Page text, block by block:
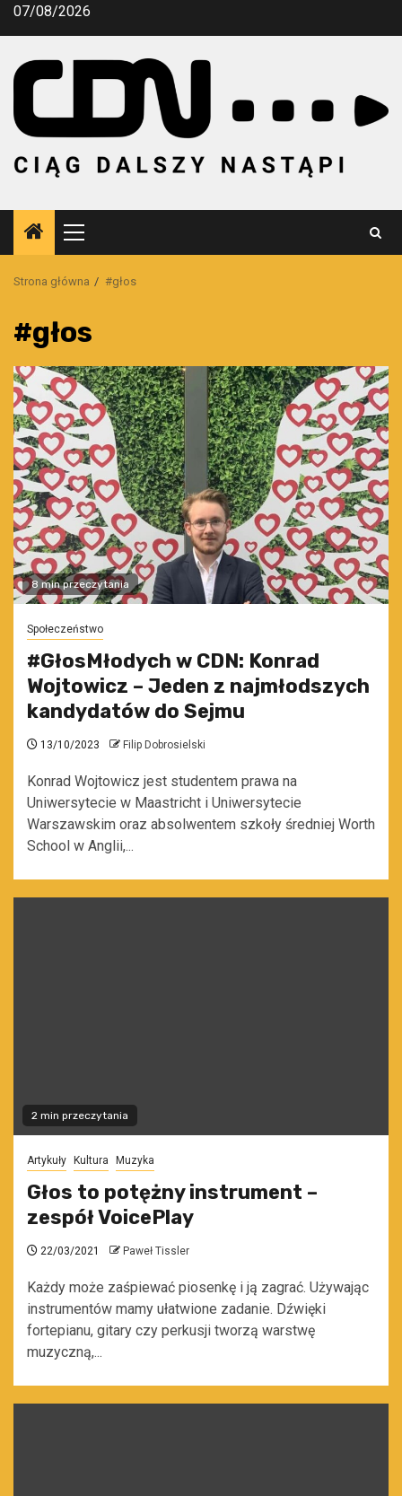
Przejdź
07/08/2026
Menu
główne
Strona główna #głos
#głos
8 min przeczytania
Społeczeństwo
#GłosMłodych w CDN: Konrad
Wojtowicz – Jeden z najmłodszych
kandydatów do Sejmu
13/10/2023 Filip Dobrosielski
Konrad Wojtowicz jest studentem prawa na
Uniwersytecie w Maastricht i Uniwersytecie
Warszawskim oraz absolwentem szkoły średniej Worth
School w Anglii,...
2 min przeczytania
Artykuły Kultura Muzyka
Głos to potężny instrument –
zespół VoicePlay
22/03/2021 Paweł Tissler
Każdy może zaśpiewać piosenkę i ją zagrać. Używając
instrumentów mamy ułatwione zadanie. Dźwięki
fortepianu, gitary czy perkusji tworzą warstwę
muzyczną,...